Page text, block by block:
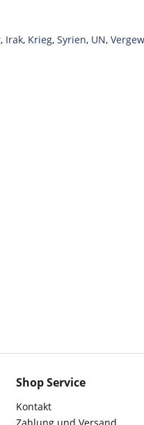
, Irak, Krieg, Syrien, UN,
Shop Service
Kontakt